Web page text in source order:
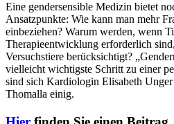
Eine gendersensible Medizin bietet
Ansatzpunkte: Wie kann man mehr
einbeziehen? Warum werden, wenn
Therapieentwicklung erforderlich
Versuchstiere berücksichtigt?
vielleicht wichtigste Schritt zu einer
sind sich Kardiologin Elisabeth
Thomalla einig.